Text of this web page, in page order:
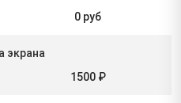
0 руб
экрана
1500 ₽